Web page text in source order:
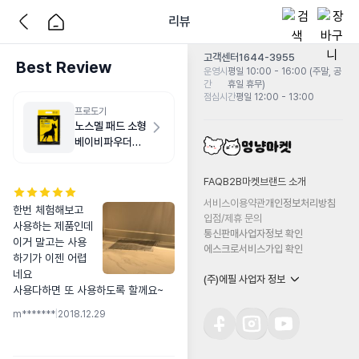
리뷰
Best Review
프로도기
노스멜 패드 소형
베이비파우더향
한번 체험해보고
사용하는 제품인데
이거 말고는 사용
하기가 이젠 어렵
네요
사용다하면 또 사용하도록 할께요~
m******* 2018.12.29
고객센터1644-3955
운영시
간
평일 10:00 - 16:00 (주말, 공
휴일 휴무)
점심시간평일 12:00 - 13:00
FAQB2B마켓 브랜드 소개
서비스이용약관개인정보처리방침
입점/제휴 문의
통신판매사업자정보 확인
에스크로서비스가입 확인
(주)에필 사업자 정보